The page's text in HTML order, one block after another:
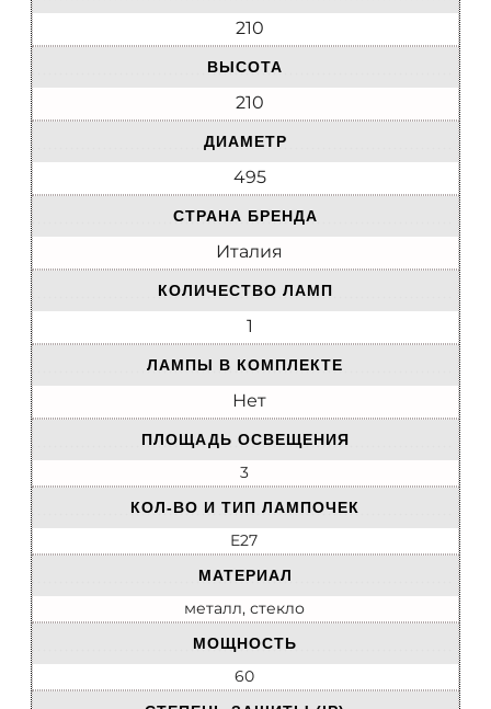
210
ВЫСОТА
210
ДИАМЕТР
495
СТРАНА БРЕНДА
Италия
КОЛИЧЕСТВО ЛАМП
1
ЛАМПЫ В КОМПЛЕКТЕ
Нет
ПЛОЩАДЬ ОСВЕЩЕНИЯ
3
КОЛ-ВО И ТИП ЛАМПОЧЕК
E27
МАТЕРИАЛ
металл, стекло
МОЩНОСТЬ
60